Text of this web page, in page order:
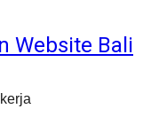
Website Bali